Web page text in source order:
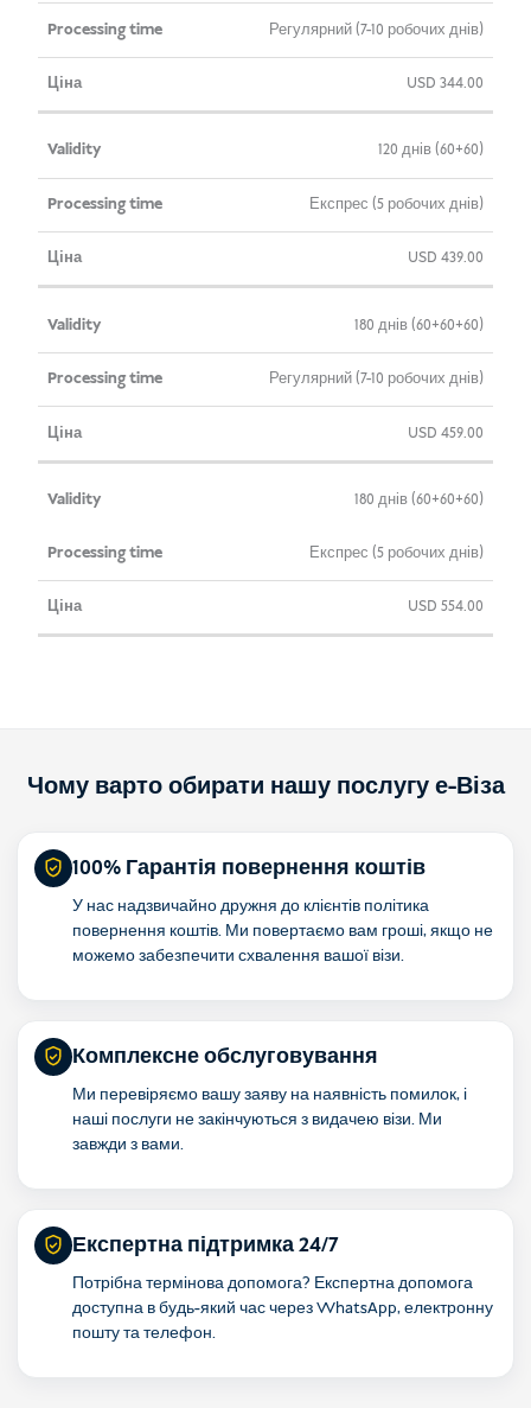
Регулярний (7-10 робочих днів)
USD 344.00
120 днів (60+60)
Експрес (5 робочих днів)
USD 439.00
180 днів (60+60+60)
Регулярний (7-10 робочих днів)
USD 459.00
180 днів (60+60+60)
Експрес (5 робочих днів)
USD 554.00
Чому варто обирати нашу послугу е-Віза
100% Гарантія повернення коштів
У нас надзвичайно дружня до клієнтів політика
повернення коштів. Ми повертаємо вам гроші, якщо не
можемо забезпечити схвалення вашої візи.
Комплексне обслуговування
Ми перевіряємо вашу заяву на наявність помилок, і
наші послуги не закінчуються з видачею візи. Ми
завжди з вами.
Експертна підтримка 24/7
Потрібна термінова допомога? Експертна допомога
доступна в будь-який час через WhatsApp, електронну
пошту та телефон.